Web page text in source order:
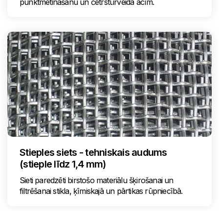
punktmetināšanu un četrstūrveida acīm.
Stieples siets - tehniskais audums
(stieple līdz 1,4 mm)
Sieti paredzēti birstošo materiālu šķirošanai un
filtrēšanai stikla, ķīmiskajā un pārtikas rūpniecībā.